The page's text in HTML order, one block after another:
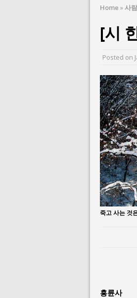
Home »사
[시
Posted on
죽고 사는 것
흥륜사